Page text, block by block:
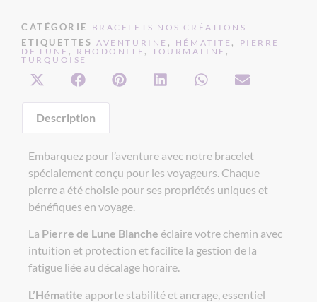
CATÉGORIE BRACELETS NOS CRÉATIONS
ETIQUETTES AVENTURINE , HÉMATITE ,
PIERRE
DE LUNE , RHODONITE ,TOURMALINE ,
TURQUOISE
Description
Embarquez pour l’aventure avec notre bracelet
spécialement conçu pour les voyageurs. Chaque
pierre a été choisie pour ses propriétés uniques et
bénéfiques en voyage.
La Pierre de Lune Blanche éclaire votre chemin avec
intuition et protection et facilite la gestion de la
fatigue liée au décalage horaire.
L’Hématite apporte stabilité et ancrage, essentiel